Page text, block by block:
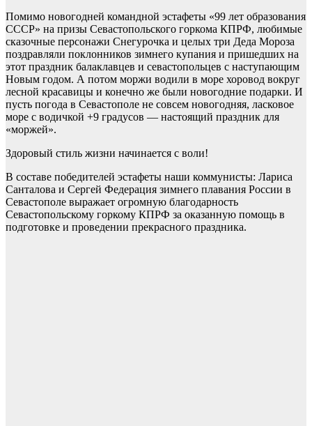
Помимо новогодней командной эстафеты «99 лет образования
СССР» на призы Севастопольского горкома КПРФ, любимые
сказочные персонажи Снегурочка и целых три Деда Мороза
поздравляли поклонников зимнего купания и пришедших на
этот праздник балаклавцев и севастопольцев с наступающим
Новым годом. А потом моржи водили в море хоровод вокруг
лесной красавицы и конечно же были новогодние подарки. И
пусть погода в Севастополе не совсем новогодняя, ласковое
море с водичкой +9 градусов — настоящий праздник для
«моржей».
Здоровый стиль жизни начинается с воли!
В составе победителей эстафеты наши коммунисты: Лариса
Санталова и Сергей Федерация зимнего плавания России в
Севастополе выражает огромную благодарность
Севастопольскому горкому КПРФ за оказанную помощь в
подготовке и проведении прекрасного праздника.